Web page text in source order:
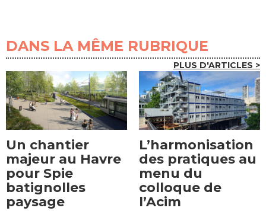
DANS LA MÊME RUBRIQUE
PLUS D'ARTICLES >
Un chantier
majeur au Havre
pour Spie
batignolles
paysage
L’harmonisation
des pratiques au
menu du
colloque de
l’Acim